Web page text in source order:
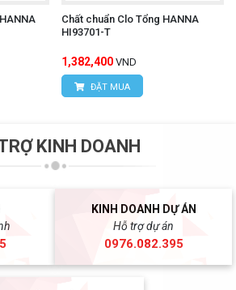
Chất chuẩn Clo Tổng HANNA
HI93701-T
1,382,400 VND
ĐẶT MUA
KINH DOANH
KINH DOANH DỰ ÁN
Hỗ trợ dự án
0976.082.395